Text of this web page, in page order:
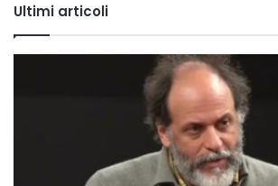
Ultimi articoli